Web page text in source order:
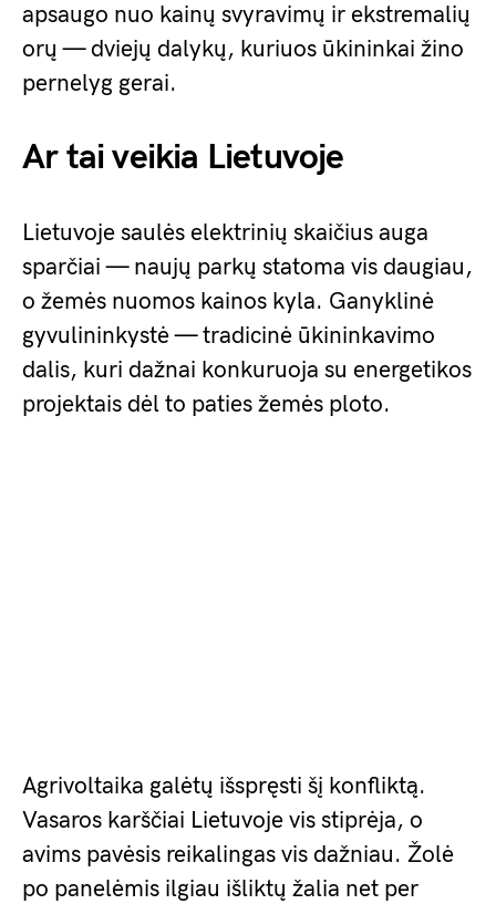
apsaugo nuo kainų svyravimų ir ekstremalių
orų — dviejų dalykų, kuriuos ūkininkai žino
pernelyg gerai.
Ar tai veikia Lietuvoje
Lietuvoje saulės elektrinių skaičius auga
sparčiai — naujų parkų statoma vis daugiau,
o žemės nuomos kainos kyla. Ganyklinė
gyvulininkystė — tradicinė ūkininkavimo
dalis, kuri dažnai konkuruoja su energetikos
projektais dėl to paties žemės ploto.
Agrivoltaika galėtų išspręsti šį konfliktą.
Vasaros karščiai Lietuvoje vis stiprėja, o
avims pavėsis reikalingas vis dažniau. Žolė
po panelėmis ilgiau išliktų žalia net per